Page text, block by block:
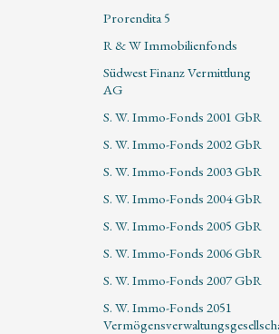
Prorendita 5
R & W Immobilienfonds
Südwest Finanz Vermittlung
AG
S. W. Immo-Fonds 2001 GbR
S. W. Immo-Fonds 2002 GbR
S. W. Immo-Fonds 2003 GbR
S. W. Immo-Fonds 2004 GbR
S. W. Immo-Fonds 2005 GbR
S. W. Immo-Fonds 2006 GbR
S. W. Immo-Fonds 2007 GbR
S. W. Immo-Fonds 2051